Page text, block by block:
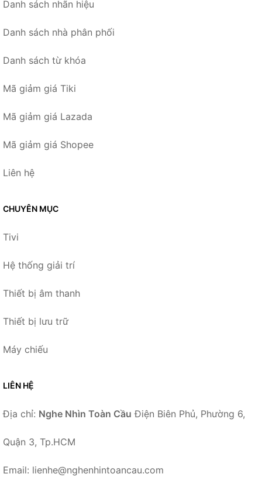
Danh sách nhãn hiệu
Danh sách nhà phân phối
Danh sách từ khóa
Mã giảm giá Tiki
Mã giảm giá Lazada
Mã giảm giá Shopee
Liên hệ
CHUYÊN MỤC
Tivi
Hệ thống giải trí
Thiết bị âm thanh
Thiết bị lưu trữ
Máy chiếu
LIÊN HỆ
Địa chỉ: Nghe Nhìn Toàn Cầu Điện Biên Phủ, Phường 6,
Quận 3, Tp.HCM
Email: lienhe@nghenhintoancau.com